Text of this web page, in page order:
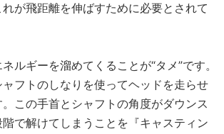
が飛距離を伸ばすために必要とされて
ルギーを溜めてくることが“タメ”です。
フトのしなりを使ってヘッドを走らせ
この手首とシャフトの角度がダウンス
で解けてしまうことを『キャスティン